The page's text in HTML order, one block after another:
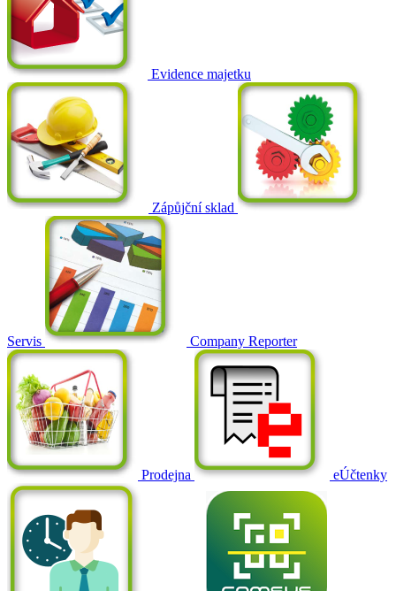
Evidence majetku
Zápůjční sklad
Servis Company Reporter
Prodejna eÚčtenky